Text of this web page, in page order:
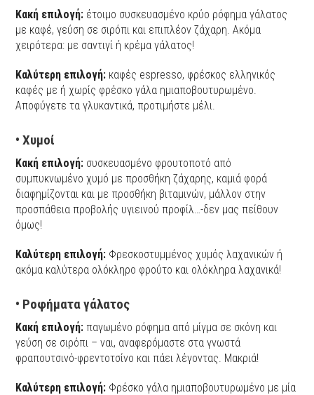
Κακή επιλογή: έτοιμο συσκευασμένο κρύο ρόφημα γάλατος
με καφέ, γεύση σε σιρόπι και επιπλέον ζάχαρη. Ακόμα
χειρότερα: με σαντιγί ή κρέμα γάλατος!
Καλύτερη επιλογή: καφές espresso, φρέσκος ελληνικός
καφές με ή χωρίς φρέσκο γάλα ημιαποβουτυρωμένο.
Αποφύγετε τα γλυκαντικά, προτιμήστε μέλι.
• Χυμοί
Κακή επιλογή: συσκευασμένο φρουτοποτό από
συμπυκνωμένο χυμό με προσθήκη ζάχαρης, καμιά φορά
διαφημίζονται και με προσθήκη βιταμινών, μάλλον στην
προσπάθεια προβολής υγιεινού προφίλ…-δεν μας πείθουν
όμως!
Καλύτερη επιλογή: Φρεσκοστυμμένος χυμός λαχανικών ή
ακόμα καλύτερα ολόκληρο φρούτο και ολόκληρα λαχανικά!
• Ροφήματα γάλατος
Κακή επιλογή: παγωμένο ρόφημα από μίγμα σε σκόνη και
γεύση σε σιρόπι – ναι, αναφερόμαστε στα γνωστά
φραπουτσινό-φρεντοτσίνο και πάει λέγοντας. Μακριά!
Καλύτερη επιλογή: Φρέσκο γάλα ημιαποβουτυρωμένο με μία